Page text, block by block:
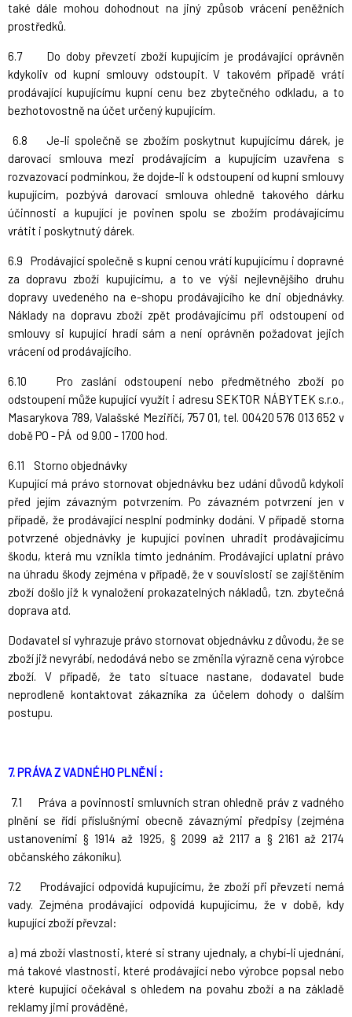
také dále mohou dohodnout na jiný způsob vrácení peněžních
prostředků.
6.7 Do doby převzetí zboží kupujícím je prodávající oprávněn
kdykoliv od kupní smlouvy odstoupit. V takovém případě vrátí
prodávající kupujícímu kupní cenu bez zbytečného odkladu, a to
bezhotovostně na účet určený kupujícím.
6.8 Je-li společně se zbožím poskytnut kupujícímu dárek, je
darovací smlouva mezi prodávajícím a kupujícím uzavřena s
rozvazovací podmínkou, že dojde-li k odstoupení od kupní smlouvy
kupujícím, pozbývá darovací smlouva ohledně takového dárku
účinnosti a kupující je povinen spolu se zbožím prodávajícímu
vrátit i poskytnutý dárek.
6.9 Prodávající společně s kupní cenou vrátí kupujícímu i dopravné
za dopravu zboží kupujícímu, a to ve výši nejlevnějšího druhu
dopravy uvedeného na e-shopu prodávajícího ke dni objednávky.
Náklady na dopravu zboží zpět prodávajícímu při odstoupení od
smlouvy si kupující hradí sám a není oprávněn požadovat jejich
vrácení od prodávajícího.
6.10 Pro zaslání odstoupení nebo předmětného zboží po
odstoupení může kupující využít i adresu SEKTOR NÁBYTEK s.r.o.,
Masarykova 789, Valašské Meziříčí, 757 01, tel. 00420 576 013 652 v
době PO - PÁ od 9.00 - 17.00 hod.
6.11
Storno objednávky
Kupující má právo stornovat objednávku bez udání důvodů kdykoli
před jejím závazným potvrzením. Po závazném potvrzení jen v
případě, že prodávající nesplní podmínky dodání. V případě storna
potvrzené objednávky je kupující povinen uhradit prodávajícímu
škodu, která mu vznikla tímto jednáním. Prodávající uplatní právo
na úhradu škody zejména v případě, že v souvislosti se zajištěním
zboží došlo již k vynaložení prokazatelných nákladů, tzn. zbytečná
doprava atd.
Dodavatel si vyhrazuje právo stornovat objednávku z důvodu, že se
zboží již nevyrábí, nedodává nebo se změnila výrazně cena výrobce
zboží. V případě, že tato situace nastane, dodavatel bude
neprodleně kontaktovat zákazníka za účelem dohody o dalším
postupu.
7. PRÁVA Z VADNÉHO PLNĚNÍ :
7.1 Práva a povinnosti smluvních stran ohledně práv z vadného
plnění se řídí příslušnými obecně závaznými předpisy (zejména
ustanoveními § 1914 až 1925, § 2099 až 2117 a § 2161 až 2174
občanského zákoníku).
7.2 Prodávající odpovídá kupujícímu, že zboží při převzetí nemá
vady. Zejména prodávající odpovídá kupujícímu, že v době, kdy
kupující zboží převzal:
a) má zboží vlastnosti, které si strany ujednaly, a chybí-li ujednání,
má takové vlastnosti, které prodávající nebo výrobce popsal nebo
které kupující očekával s ohledem na povahu zboží a na základě
reklamy jimi prováděné,